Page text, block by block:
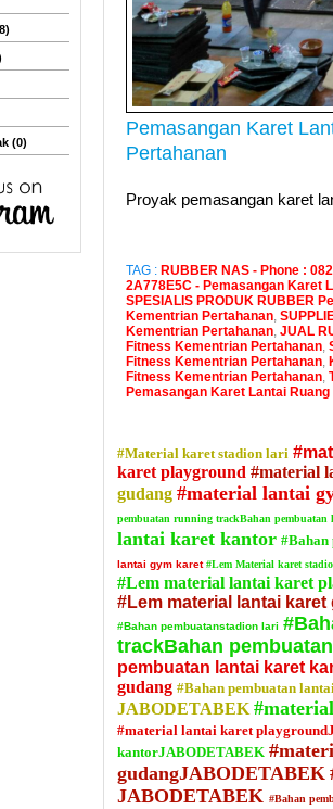
(0)
Pemasangan Karet
Pertahanan
Proyak pemasangan karet
TAG : RUBBER NAS - Phone :
2A778E5C - Pemasangan Karet
SPESIALIS PRODUK RUBBER
Kementrian Pertahanan,
Kementrian Pertahanan, JUAL
Fitness Kementrian Pertahanan,
Fitness Kementrian Pertahanan,
Fitness Kementrian Pertahanan,
Pemasangan Karet Lantai
#Material karet stadion lari
karet playground #material
gudang #material lantai
pembuatan running trackBahan
lantai karet kantor #Bahan
lantai gym karet#Lem Material karet
#Lem material lantai karet
#Lem material lantai karet
#Bahan pembuatanstadion lari
trackBahan
pembuatan lantai karet
gudang #Bahan pembuatan
JABODETABEK
#material lantai karet
kantorJABODETABEK
gudangJABODETABEK
JABODETABEK #Bahan